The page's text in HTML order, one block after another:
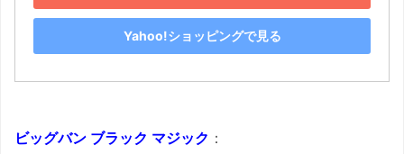
Yahoo!ショッピングで見る
ビッグバン ブラック マジック ：